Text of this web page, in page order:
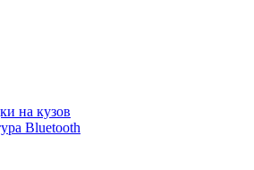
на кузов
Bluetooth